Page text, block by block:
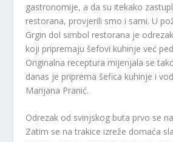
gastronomije, a da su itekako
restorana, provjerili smo i sami. U
Grgin dol simbol restorana je
koji pripremaju šefovi kuhinje već
Originalna receptura mijenjala se
danas je priprema šefica kuhinje i
Marijana Pranić.
Odrezak od svinjskog buta prvo se
Zatim se na trakice izreže domaća